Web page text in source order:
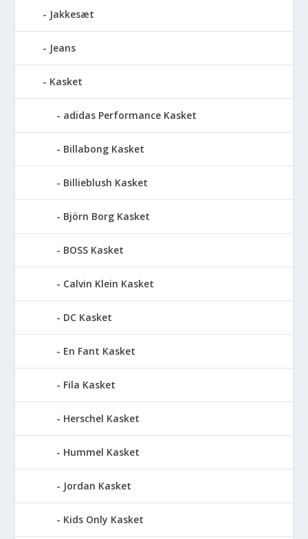
Jakkesæt
Jeans
Kasket
adidas Performance Kasket
Billabong Kasket
Billieblush Kasket
Björn Borg Kasket
BOSS Kasket
Calvin Klein Kasket
DC Kasket
En Fant Kasket
Fila Kasket
Herschel Kasket
Hummel Kasket
Jordan Kasket
Kids Only Kasket